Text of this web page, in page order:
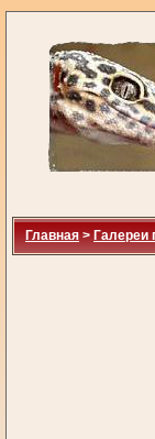
Главная > Галереи